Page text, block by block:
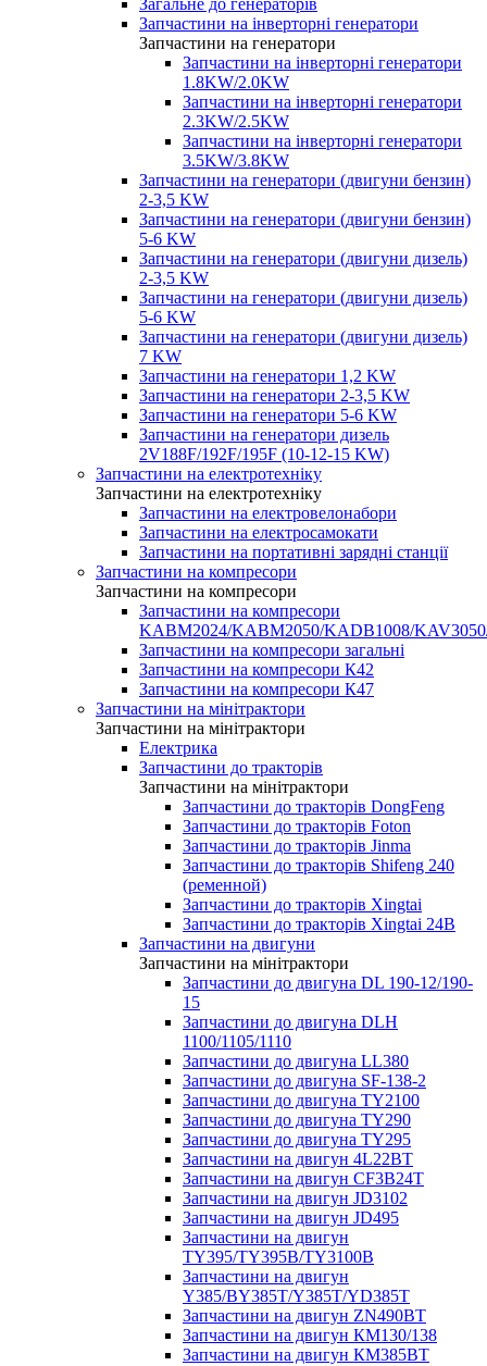
Загальне до генераторів
Запчастини на інверторні генератори
Запчастини на генератори
Запчастини на інверторні генератори
1.8KW/2.0KW
Запчастини на інверторні генератори
2.3KW/2.5KW
Запчастини на інверторні генератори
3.5KW/3.8KW
Запчастини на генератори (двигуни бензин)
2-3,5 KW
Запчастини на генератори (двигуни бензин)
5-6 KW
Запчастини на генератори (двигуни дизель)
2-3,5 KW
Запчастини на генератори (двигуни дизель)
5-6 KW
Запчастини на генератори (двигуни дизель)
7 KW
Запчастини на генератори 1,2 KW
Запчастини на генератори 2-3,5 KW
Запчастини на генератори 5-6 KW
Запчастини на генератори дизель
2V188F/192F/195F (10-12-15 KW)
Запчастини на електротехніку
Запчастини на електротехніку
Запчастини на електровелонабори
Запчастини на електросамокати
Запчастини на портативні зарядні станції
Запчастини на компресори
Запчастини на компресори
Запчастини на компресори
KABM2024/KABM2050/KADB1008/
Запчастини на компресори загальні
Запчастини на компресори К42
Запчастини на компресори К47
Запчастини на мінітрактори
Запчастини на мінітрактори
Електрика
Запчастини до тракторів
Запчастини на мінітрактори
Запчастини до тракторів DongFeng
Запчастини до тракторів Foton
Запчастини до тракторів Jinma
Запчастини до тракторів Shifeng 240
(ременной)
Запчастини до тракторів Xingtai
Запчастини до тракторів Xingtai 24В
Запчастини на двигуни
Запчастини на мінітрактори
Запчастини до двигуна DL 190-12/190-
15
Запчастини до двигуна DLH
1100/1105/1110
Запчастини до двигуна LL380
Запчастини до двигуна SF-138-2
Запчастини до двигуна TY2100
Запчастини до двигуна TY290
Запчастини до двигуна TY295
Запчастини на двигун 4L22BT
Запчастини на двигун CF3B24T
Запчастини на двигун JD3102
Запчастини на двигун JD495
Запчастини на двигун
TY395/TY395В/TY3100В
Запчастини на двигун
Y385/BY385T/Y385T/YD385T
Запчастини на двигун ZN490BT
Запчастини на двигун КМ130/138
Запчастини на двигун КМ385ВТ